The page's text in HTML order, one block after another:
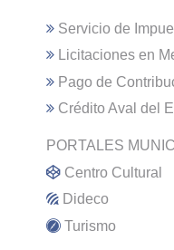
Servicio de
Licitaciones en
Pago de
Crédito Aval del
PORTALES
Centro Cultural
Dideco
Turismo